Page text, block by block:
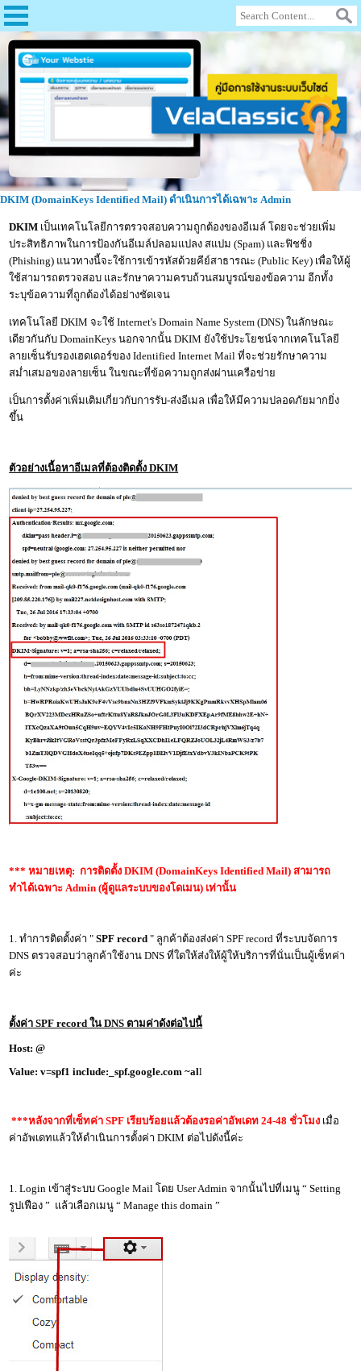
DKIM (DomainKeys Identified Mail) ดำเนินการได้เฉพาะ Admin
DKIM เป็นเทคโนโลยีการตรวจสอบความถูกต้องของอีเมล์ โดยจะช่วยเพิ่ม
ประสิทธิภาพในการป้องกันอีเมล์ปลอมแปลง สแปม (Spam) และฟิชชิ่ง
(Phishing) แนวทางนี้จะใช้การเข้ารหัสด้วยคีย์สาธารณะ (Public Key) เพื่อให้ผู้
ใช้สามารถตรวจสอบ และรักษาความครบถ้วนสมบูรณ์ของข้อความ อีกทั้ง
ระบุข้อความที่ถูกต้องได้อย่างชัดเจน
เทคโนโลยี DKIM จะใช้ Internet's Domain Name System (DNS) ในลักษณะ
เดียวกันกับ DomainKeys นอกจากนั้น DKIM ยังใช้ประโยชน์จากเทคโนโลยี
ลายเซ็นรับรองเฮดเดอร์ของ Identified Internet Mail ที่จะช่วยรักษาความ
สม่ำเสมอของลายเซ็น ในขณะที่ข้อความถูกส่งผ่านเครือข่าย
เป็นการตั้งค่าเพิ่มเติมเกี่ยวกับการรับ-ส่งอีเมล เพื่อให้มีความปลอดภัยมากยิ่ง
ขึ้น
ตัวอย่างเนื้อหาอีเมลที่ต้องติดตั้ง DKIM
*** หมายเหตุ: การติดตั้ง DKIM (DomainKeys Identified Mail) สามารถ
ทำได้เฉพาะ Admin (ผู้ดูแลระบบของโดเมน) เท่านั้น
1. ทำการติดตั้งค่า "SPF record " ลูกค้าต้องส่งค่า SPF record ที่ระบบจัดการ
DNS ตรวจสอบว่าลูกค้าใช้งาน DNS ที่ใดให้ส่งให้ผู้ให้บริการที่นั่นเป็นผู้เซ็ทค่า
ค่ะ
ตั้งค่า SPF record ใน DNS ตามค่าดังต่อไปนี้
Host: @
Value: v=spf1 include:_spf.google.com ~all
***หลังจากที่เซ็ทค่า SPF เรียบร้อยแล้วต้องรอค่าอัพเดท 24-48 ชั่วโมง เมื่อ
ค่าอัพเดทแล้วให้ดำเนินการตั้งค่า DKIM ต่อไปดังนี้ค่ะ
1.Login เข้าสู่ระบบ Google Mail โดย User Admin จากนั้นไปที่เมนู “ Setting
รูปเฟือง ” แล้วเลือกเมนู “ Manage this domain ”